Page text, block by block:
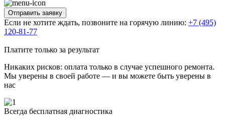
Отправить заявку
Если не хотите ждать, позвоните на горячую линию: +7 (495)
120-81-77
Платите только за результат
Никаких рисков: оплата только в случае успешного ремонта.
Мы уверены в своей работе — и вы можете быть уверены в
нас
Всегда бесплатная диагностика